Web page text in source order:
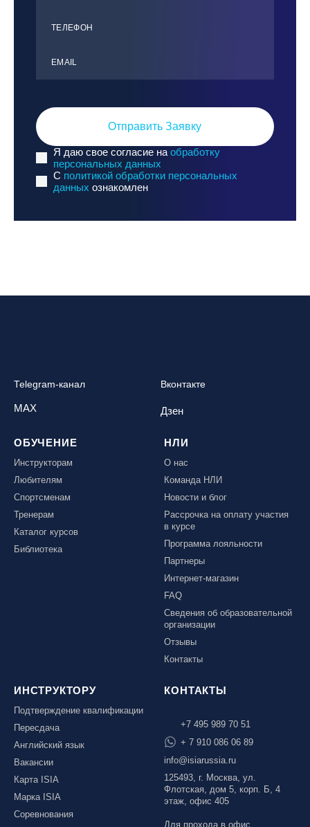
ТЕЛЕФОН
ЕMАIL
Отправить Заявку
Я даю свое согласие на обработку
персональных данных
C политикой обработки персональных
данных ознакомлен
Telegram-канал Вконтакте
MAX Дзен
ОБУЧЕНИЕ
Инструкторам
Любителям
Спортсменам
Тренерам
Каталог курсов
Библиотека
НЛИ
О нас
Команда НЛИ
Новости и блог
Рассрочка на оплату участия
в курсе
Программа лояльности
Партнеры
Интернет-магазин
FAQ
Сведения об образовательной
организации
Отзывы
Контакты
ИНСТРУКТОРУ
Подтверждение квалификации
Пересдача
Английский язык
Вакансии
Карта ISIA
Марка ISIA
Соревнования
КОНТАКТЫ
+7 495 989 70 51
+ 7 910 086 06 89
info@isiarussia.ru
125493, г. Москва, ул.
Флотская, дом 5, корп. Б, 4
этаж, офис 405
Для прохода в офис